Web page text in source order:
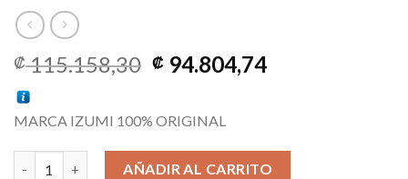
₡115.158,30 El
era:
₡ 115.158,30.
₡ 94.804,74El
₡ 94.804,74.
MARCA IZUMI 100% ORIGINAL
JGI DE CAMISAS DE MOTOR PARA TOYOTA 3L IZUMI cantidad
AÑADIR AL CARRITO